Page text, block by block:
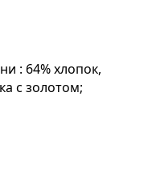
: 64% хлопок,
с золотом;